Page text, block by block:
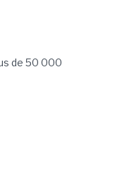
de 50 000